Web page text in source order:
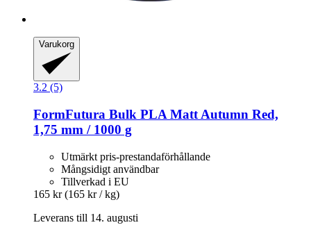
Varukorg
3.2 (5)
FormFutura Bulk PLA Matt Autumn Red,
1,75 mm / 1000 g
Utmärkt pris-prestandaförhållande
Mångsidigt användbar
Tillverkad i EU
165 kr (165 kr / kg)
Leverans till 14. augusti